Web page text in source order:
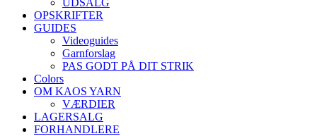
OPSKRIFTER
GUIDES
Videoguides
Garnforslag
PAS GODT PÅ DIT STRIK
Colors
OM KAOS YARN
VÆRDIER
LAGERSALG
FORHANDLERE